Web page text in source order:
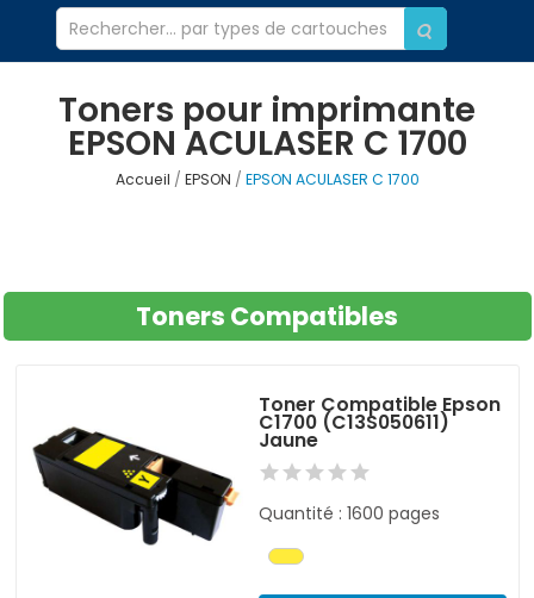
Toners pour imprimante
EPSON ACULASER C 1700
Accueil EPSON EPSON ACULASER C 1700
Toners Compatibles
Toner Compatible Epson
C1700 (C13S050611)
Jaune
Quantité : 1600 pages